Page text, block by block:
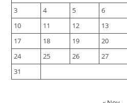
3
4 5 6
10
11 12 13
17
18 19 20
24
25 26 27
31